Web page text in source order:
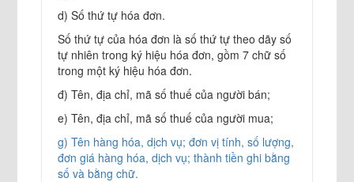
d) Số thứ tự hóa đơn.
Số thứ tự của hóa đơn là số thứ tự theo dãy số
tự nhiên trong ký hiệu hóa đơn, gồm 7 chữ số
trong một ký hiệu hóa đơn.
đ) Tên, địa chỉ, mã số thuế của người bán;
e) Tên, địa chỉ, mã số thuế của người mua;
g) Tên hàng hóa, dịch vụ; đơn vị tính, số lượng,
đơn giá hàng hóa, dịch vụ; thành tiền ghi bằng
số và bằng chữ.